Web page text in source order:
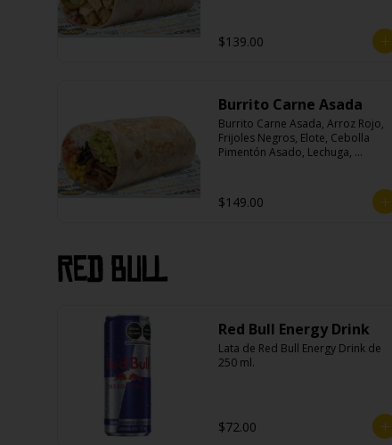
$139.00
Burrito Carne Asada
Burrito Carne Asada, Arroz Rojo,
Frijoles Negros, Elote, Cebolla
Pimentón Asado, Lechuga,
$149.00
Red Bull
Red Bull Energy Drink
Lata de Red Bull Energy Drink de
250 ml.
$72.00